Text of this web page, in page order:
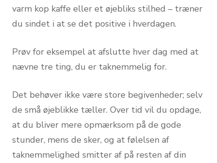
varm kop kaffe eller et øjebliks stilhed – træner
du sindet i at se det positive i hverdagen.
Prøv for eksempel at afslutte hver dag med at
nævne tre ting, du er taknemmelig for.
Det behøver ikke være store begivenheder; selv
de små øjeblikke tæller. Over tid vil du opdage,
at du bliver mere opmærksom på de gode
stunder, mens de sker, og at følelsen af
taknemmelighed smitter af på resten af din